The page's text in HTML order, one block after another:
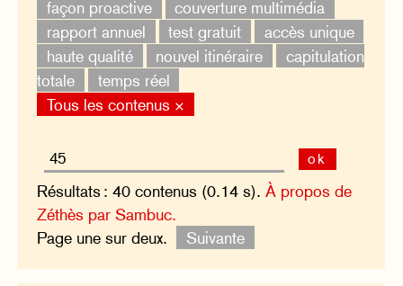
façon proactive
couverture multimédia
rapport annuel
test gratuit
accès unique
haute qualité
nouvel itinéraire
capitulation
totale
temps réel
Tous les contenus ×
ok
Résultats : 40 contenus (0.14 s).À propos de
Zéthès par Sambuc.
Page une sur deux.
Suivante